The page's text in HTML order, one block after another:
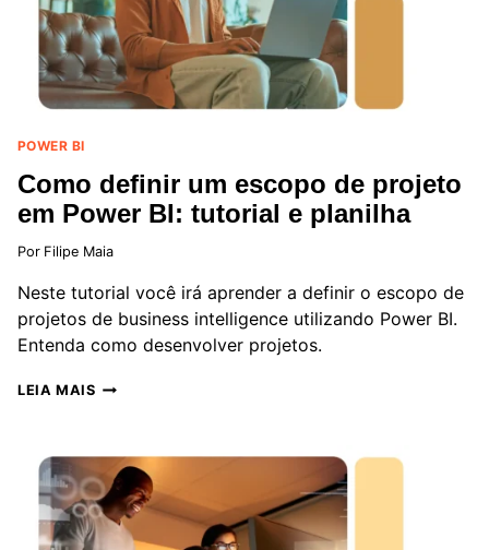
PASSO
A
PASSO
COMPLETO
POWER BI
Como definir um escopo de projeto
em Power BI: tutorial e planilha
Por Filipe Maia
Neste tutorial você irá aprender a definir o escopo de
projetos de business intelligence utilizando Power BI.
Entenda como desenvolver projetos.
LEIA MAISCOMO
PROJETO
EM
POWER